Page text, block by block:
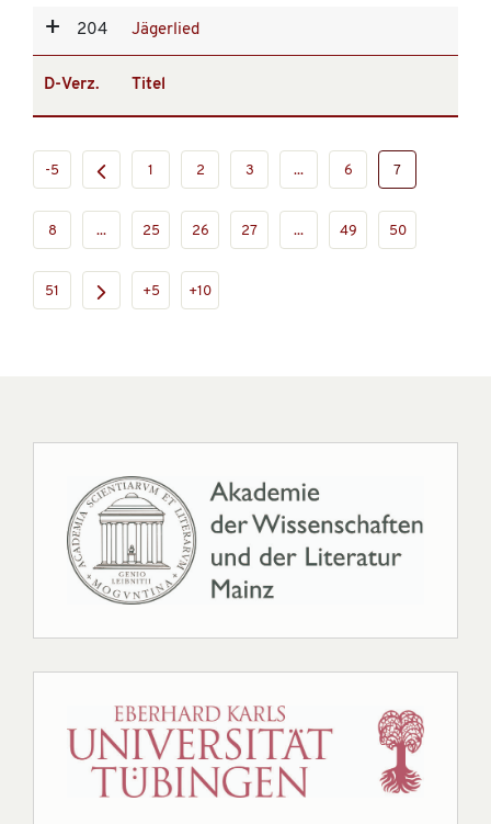
204 Jägerlied
D-Verz. Titel
-5 1 2 3 ... 6 7
8 ... 25 26 27 ... 49 50
51 +5 +10